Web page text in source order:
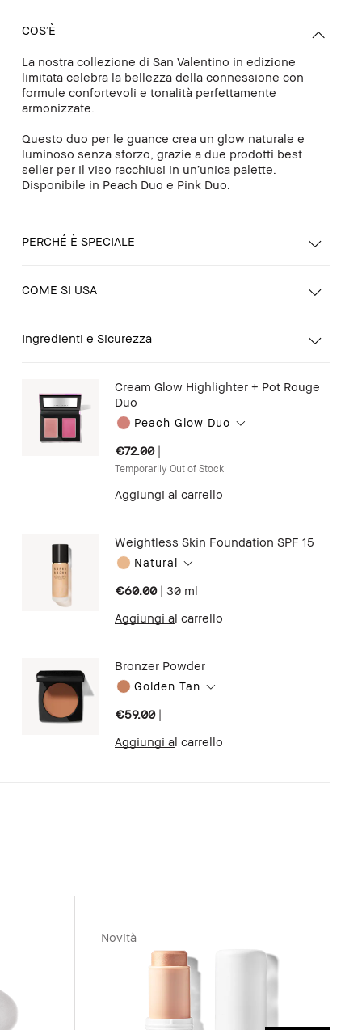
COS’È
La nostra collezione di San Valentino in edizione
limitata celebra la bellezza della connessione con
formule confortevoli e tonalità perfettamente
armonizzate.
Questo duo per le guance crea un glow naturale e
luminoso senza sforzo, grazie a due prodotti best
seller per il viso racchiusi in un’unica palette.
Disponibile in Peach Duo e Pink Duo.
PERCHÉ È SPECIALE
COME SI USA
Ingredienti e Sicurezza
Cream Glow Highlighter + Pot Rouge
Duo
Peach Glow Duo
€72.00 |
Temporarily Out of Stock
Aggiungi al carrello
Weightless Skin Foundation SPF 15
Natural
€60.00 | 30 ml
Aggiungi al carrello
Bronzer Powder
Golden Tan
€59.00 |
Aggiungi al carrello
Novità